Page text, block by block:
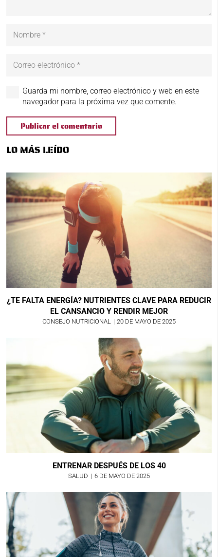
Guarda mi nombre, correo electrónico y web en este
navegador para la próxima vez que comente.
Publicar el comentario
LO MÁS LEÍDO
¿TE FALTA ENERGÍA? NUTRIENTES CLAVE PARA REDUCIR
EL CANSANCIO Y RENDIR MEJOR
CONSEJO NUTRICIONAL | 20 DE MAYO DE 2025
ENTRENAR DESPUÉS DE LOS 40
SALUD | 6 DE MAYO DE 2025